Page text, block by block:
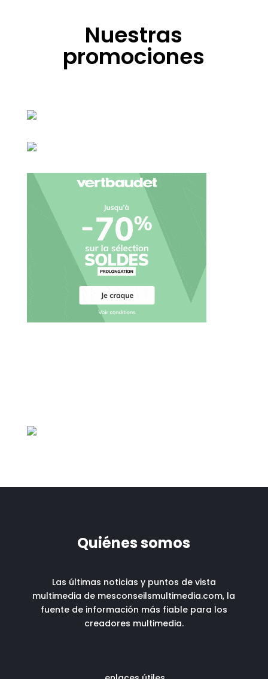
Nuestras
promociones
Quiénes somos
Las últimas noticias y puntos de vista
multimedia de mesconseilsmultimedia.com, la
fuente de información más fiable para los
creadores multimedia.